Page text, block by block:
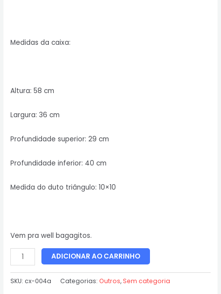
Medidas da caixa:
Altura: 58 cm
Largura: 36 cm
Profundidade superior: 29 cm
Profundidade inferior: 40 cm
Medida do duto triângulo: 10×10
Vem pra well bagagitos.
ADICIONAR AO CARRINHO
SKU:cx-004a Categorias:Outros, Sem categoria